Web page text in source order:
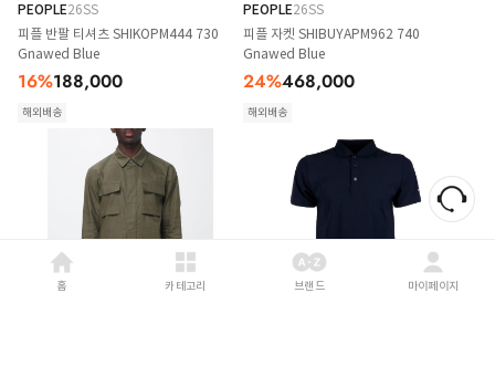
PEOPLE26SS
피플 반팔 티셔츠 SHIKOPM444 730
Gnawed Blue
16%188,000
해외배송
PEOPLE26SS
피플 자켓 SHIBUYAPM962 740
Gnawed Blue
24%468,000
해외배송
홈 카테고리 브랜드 마이페이지